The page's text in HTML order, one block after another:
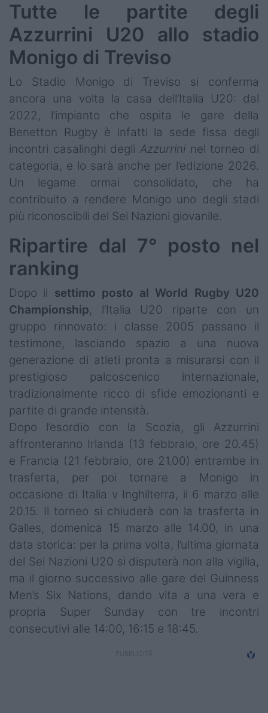
Tutte le partite degli
Azzurrini U20 allo stadio
Monigo di Treviso
Lo Stadio Monigo di Treviso si conferma
ancora una volta la casa dell’Italia U20: dal
2022, l’impianto che ospita le gare della
Benetton Rugby è infatti la sede fissa degli
incontri casalinghi degli Azzurrini nel torneo di
categoria, e lo sarà anche per l’edizione 2026.
Un legame ormai consolidato, che ha
contribuito a rendere Monigo uno degli stadi
più riconoscibili del Sei Nazioni giovanile.
Ripartire dal 7° posto nel
ranking
Dopo il settimo posto al World Rugby U20
Championship, l’Italia U20 riparte con un
gruppo rinnovato: i classe 2005 passano il
testimone, lasciando spazio a una nuova
generazione di atleti pronta a misurarsi con il
prestigioso palcoscenico internazionale,
tradizionalmente ricco di sfide emozionanti e
partite di grande intensità.
Dopo l’esordio con la Scozia, gli Azzurrini
affronteranno Irlanda (13 febbraio, ore 20.45)
e Francia (21 febbraio, ore 21.00) entrambe in
trasferta, per poi tornare a Monigo in
occasione di Italia v Inghilterra, il 6 marzo alle
20.15. Il torneo si chiuderà con la trasferta in
Galles, domenica 15 marzo alle 14.00, in una
data storica: per la prima volta, l’ultima giornata
del Sei Nazioni U20 si disputerà non alla vigilia,
ma il giorno successivo alle gare del Guinness
Men’s Six Nations, dando vita a una vera e
propria Super Sunday con tre incontri
consecutivi alle 14:00, 16:15 e 18:45.